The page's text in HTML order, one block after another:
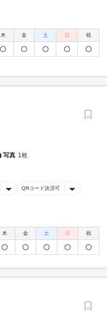
木 金 土 日 祝
写真 1枚
QRコード決済可
木 金 土 日 祝